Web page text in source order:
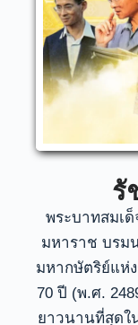
รั
พระบาทสมเ
มหาราช บรม
มหากษัตริย์แห่
70 ปี (พ.ศ.
ยาวนานที่สุดใ